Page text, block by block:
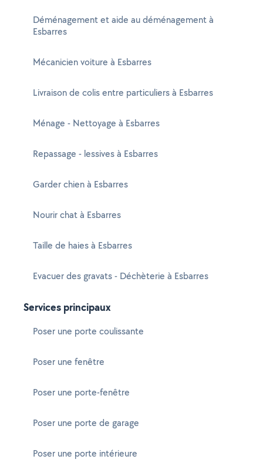
Déménagement et aide au déménagement à
Esbarres
Mécanicien voiture à Esbarres
Livraison de colis entre particuliers à Esbarres
Ménage - Nettoyage à Esbarres
Repassage - lessives à Esbarres
Garder chien à Esbarres
Nourir chat à Esbarres
Taille de haies à Esbarres
Evacuer des gravats - Déchèterie à Esbarres
Services principaux
Poser une porte coulissante
Poser une fenêtre
Poser une porte-fenêtre
Poser une porte de garage
Poser une porte intérieure